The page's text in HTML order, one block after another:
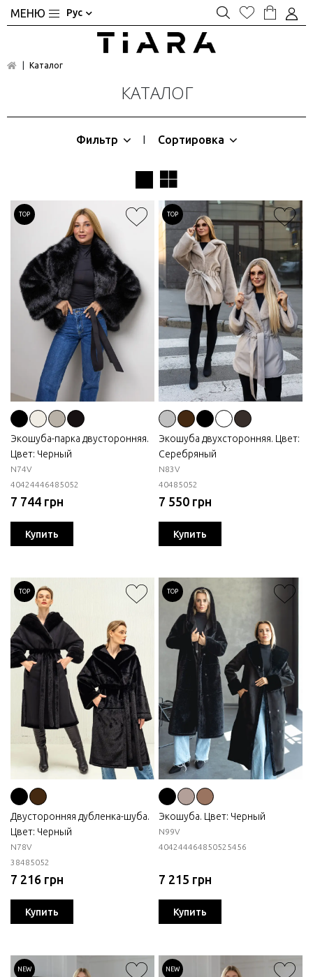
Рус
Каталог
КАТАЛОГ
Фильтр Сортировка
TOP
Экошуба-парка двусторонняя.
Цвет: Черный
N74V
4042444648 5052
7 744 грн
Купить
TOP
Экошуба двухсторонняя. Цвет:
Серебряный
N83V
4048 5052
7 550 грн
Купить
TOP
Двусторонняя дубленка-шуба.
Цвет: Черный
N78V
3848 5052
7 216 грн
Купить
TOP
Экошуба. Цвет: Черный
N99V
4042444648 5052 54 56
7 215 грн
Купить
NEW NEW